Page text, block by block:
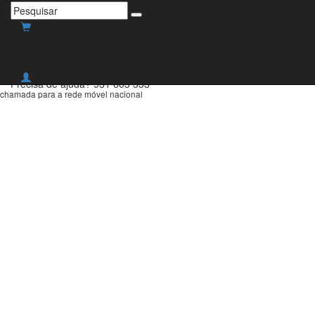
Envio grátis para Portugal
Precisa de ajuda? 931 603 333
chamada para a rede móvel nacional